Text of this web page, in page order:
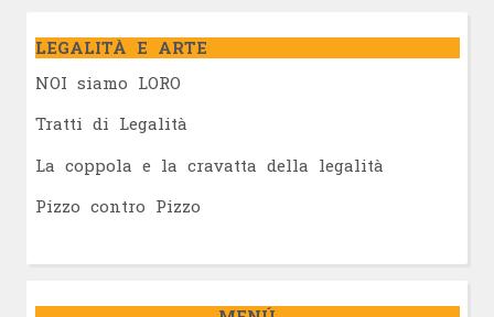
LEGALITÀ E ARTE
NOI siamo LORO
Tratti di Legalità
La coppola e la cravatta della legalità
Pizzo contro Pizzo